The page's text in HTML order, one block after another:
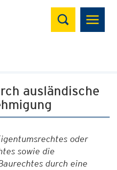
Suchen
ausländische
oder
sowie die
durch eine